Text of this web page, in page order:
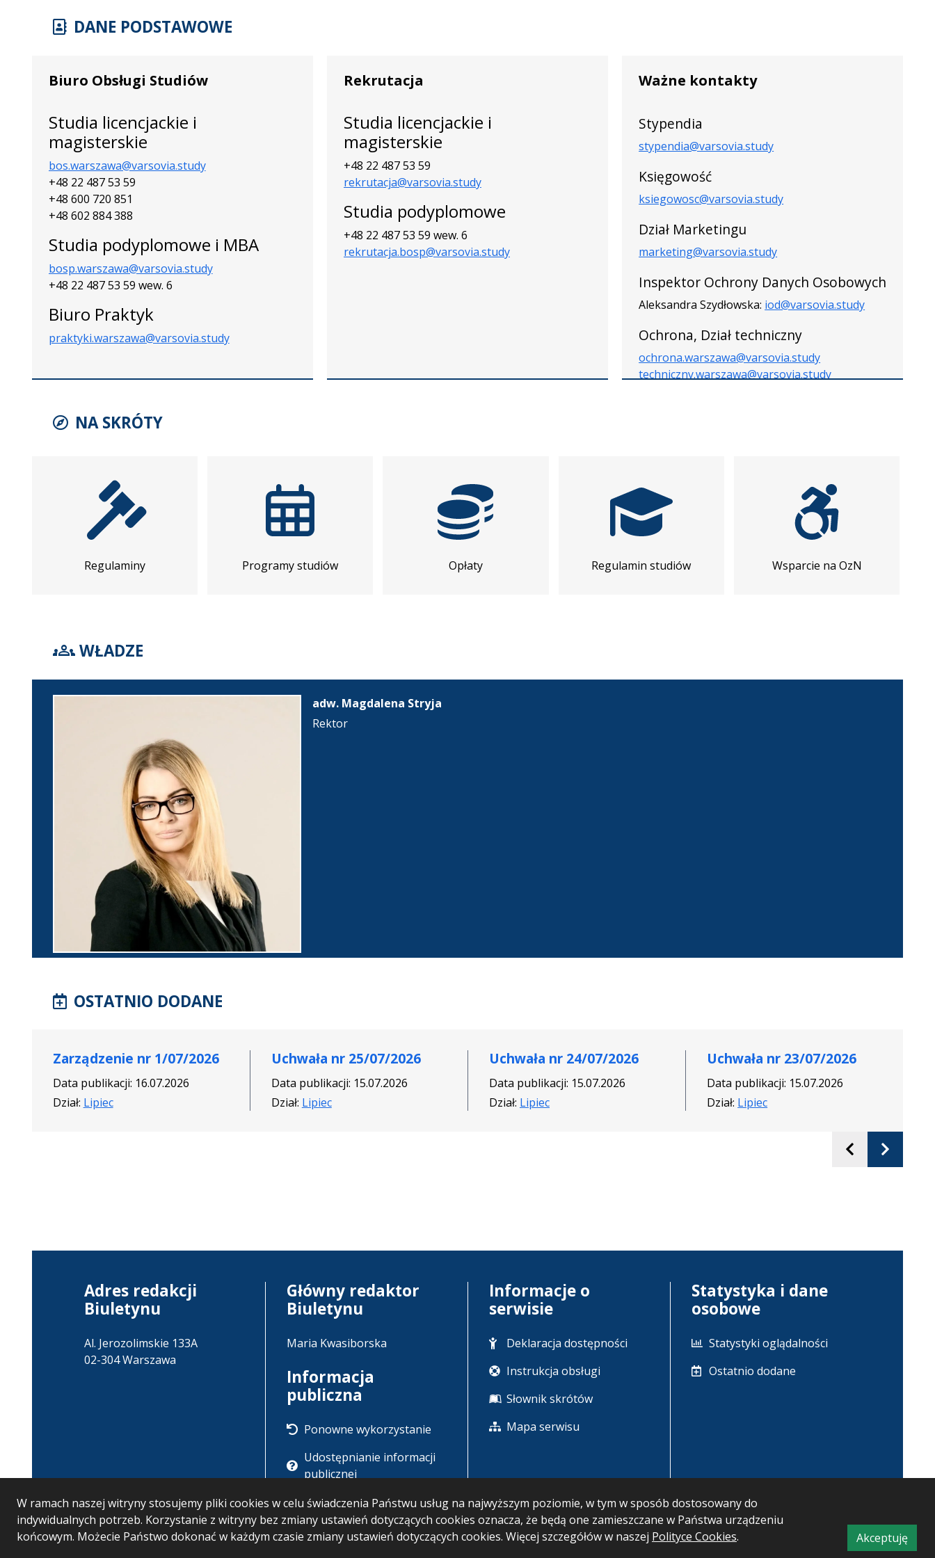
W ramach naszej witryny stosujemy pliki cookies w celu świadczenia Państwu usług na najwyższym poziomie, w tym w sposób dostosowany do
indywidualnych potrzeb. Korzystanie z witryny bez zmiany ustawień dotyczących cookies oznacza, że będą one zamieszczane w Państwa urządzeniu
końcowym. Możecie Państwo dokonać w każdym czasie zmiany ustawień dotyczących cookies. Więcej szczegółów w naszej Polityce Cookies.
Akceptuję
DANE PODSTAWOWE
Biuro Obsługi Studiów
Studia licencjackie i
magisterskie
bos.warszawa@varsovia.study
+48 22 487 53 59
+48 600 720 851
+48 602 884 388
Studia podyplomowe i MBA
bosp.warszawa@varsovia.study
+48 22 487 53 59 wew. 6
Biuro Praktyk
praktyki.warszawa@varsovia.study
Rekrutacja
Studia licencjackie i
magisterskie
+48 22 487 53 59
rekrutacja@varsovia.study
Studia podyplomowe
+48 22 487 53 59 wew. 6
rekrutacja.bosp@varsovia.study
Ważne kontakty
Stypendia
stypendia@varsovia.study
Księgowość
ksiegowosc@varsovia.study
Dział Marketingu
marketing@varsovia.study
Inspektor Ochrony Danych Osobowych
Aleksandra Szydłowska: iod@varsovia.study
Ochrona, Dział techniczny
ochrona.warszawa@varsovia.study
techniczny.warszawa@varsovia.study
NA SKRÓTY
Regulaminy Programy studiów Opłaty Regulamin studiów Wsparcie na OzN
groups WŁADZE
adw. Magdalena Stryja
Rektor
OSTATNIO DODANE
Zarządzenie nr 1/07/2026
Data publikacji: 16.07.2026
Dział: Lipiec
Uchwała nr 25/07/2026
Data publikacji: 15.07.2026
Dział: Lipiec
Uchwała nr 24/07/2026
Data publikacji: 15.07.2026
Dział: Lipiec
Uchwała nr 23/07/2026
Data publikacji: 15.07.2026
Dział: Lipiec
Poprzedni
slajdslajd
Adres redakcji
Biuletynu
Al. Jerozolimskie 133A
02-304 Warszawa
Główny redaktor
Biuletynu
Maria Kwasiborska
Informacja
publiczna
Ponowne wykorzystanie
Udostępnianie informacji
publicznej
Informacje o
serwisie
Deklaracja dostępności
Instrukcja obsługi
Słownik skrótów
Mapa serwisu
Statystyka i dane
osobowe
Statystyki oglądalności
Ostatnio dodane
Wersja systemu: 5.7.0 [126] Ostatnia aktualizacja BIP: 16.07.2026 15:10 CMS i hosting: Logonet Sp. z o.o. w Bydgoszczy